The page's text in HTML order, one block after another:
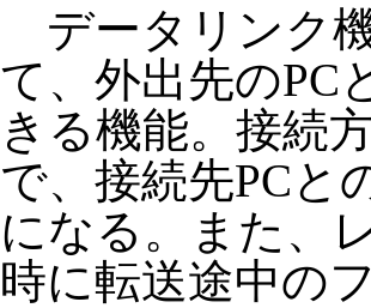
データリンク
て、外出先のPC
きる機能。接続
で、接続先PCと
になる。また、
時に転送途中の